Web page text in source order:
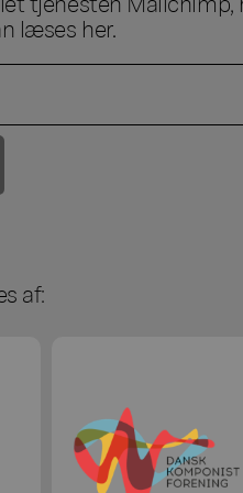
læses her.
af: